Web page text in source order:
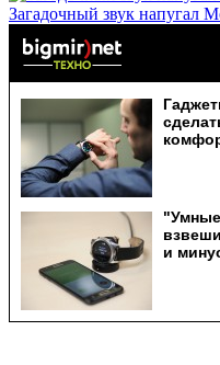
Загадочный звук напугал